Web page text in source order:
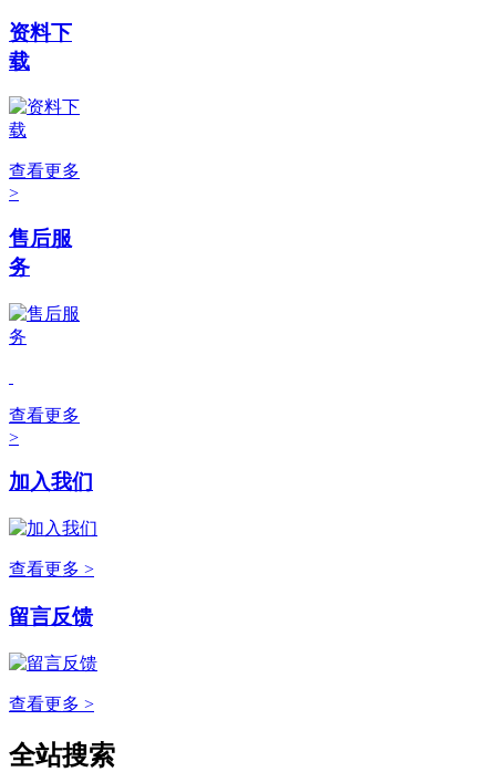
资料下
载
查看更多
>
售后服
务
查看更多
>
加入我们
查看更多 >
留言反馈
查看更多 >
全站搜索